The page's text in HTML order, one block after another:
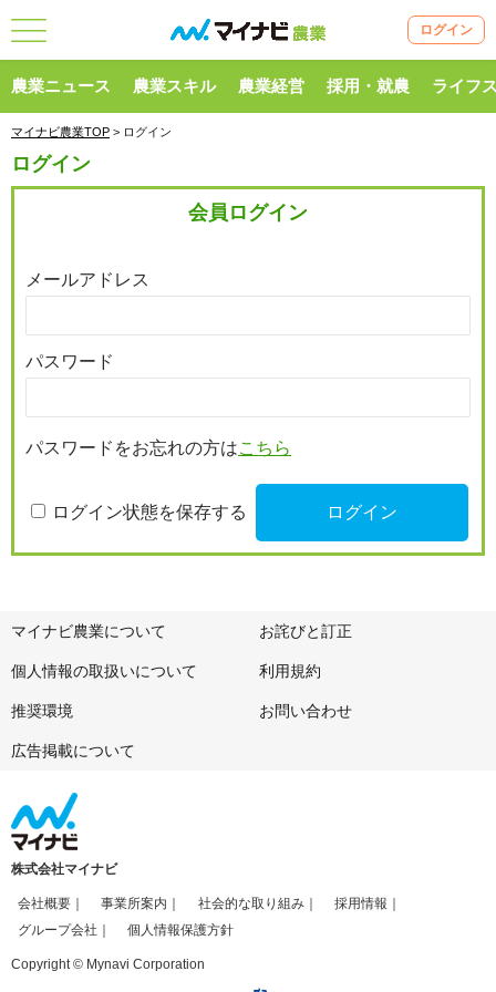
ログイン
農業ニュース 農業スキル 農業経営 採用・就農 ライフ
マイナビ農業TOP > ログイン
ログイン
会員ログイン
メールアドレス
パスワード
パスワードをお忘れの方はこちら
ログイン状態を保存する
マイナビ農業について お詫びと訂正
個人情報の取扱いについて 利用規約
推奨環境 お問い合わせ
広告掲載について
株式会社マイナビ
会社概要 事業所案内 社会的な取り組み
採用情報
グループ会社
個人情報保護方針
Copyright © Mynavi Corporation